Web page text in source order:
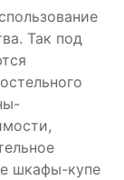
Так под
шкафы-купе